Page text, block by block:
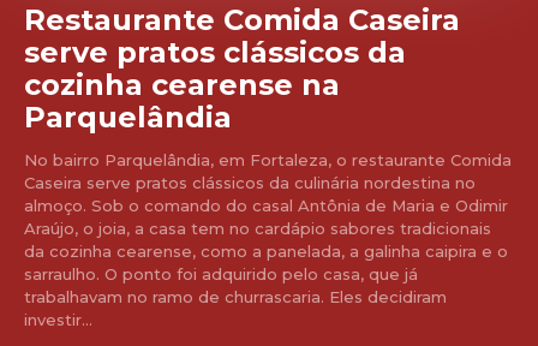
Restaurante Comida Caseira
serve pratos clássicos da
cozinha cearense na
Parquelândia
No bairro Parquelândia, em Fortaleza, o restaurante Comida
Caseira serve pratos clássicos da culinária nordestina no
almoço. Sob o comando do casal Antônia de Maria e Odimir
Araújo, o joia, a casa tem no cardápio sabores tradicionais
da cozinha cearense, como a panelada, a galinha caipira e o
sarraulho. O ponto foi adquirido pelo casa, que já
trabalhavam no ramo de churrascaria. Eles decidiram
investir...